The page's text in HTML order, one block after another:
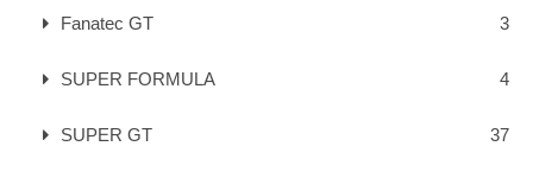
Fanatec GT 3
SUPER FORMULA 4
SUPER GT 37